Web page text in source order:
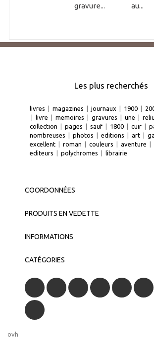
gravure...
au...
Les plus recherchés
livres | magazines | journaux | 1900 |
| livre | memoires | gravures | une |
collection | pages | sauf | 1800 | cuir |
nombreuses | photos | editions | art |
excellent | roman | couleurs | aventure |
editeurs | polychromes | librairie
COORDONNÉES
PRODUITS EN VEDETTE
INFORMATIONS
CATÉGORIES
ovh